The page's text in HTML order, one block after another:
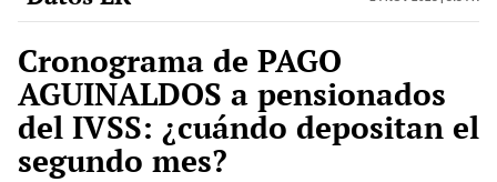
Cronograma de PAGO
AGUINALDOS a pensionados
del IVSS: ¿cuándo depositan el
segundo mes?